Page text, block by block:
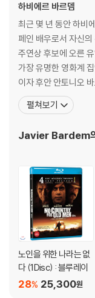
하비에르 바르뎀
최근 몇 년 동안 하비
페인 배우로서 자신
주연상 후보에 오른
가장 유명한 영화계
이자 후안 안토니오
이며, 잘 생긴 외모를
부해왔다. 바르뎀의 초기 경력에는 비가스 루나 감독과 함께 한 작업
을 연기한 후 「하몽 하
펼쳐보기
Javier Bardem
노인을 위한 나라는 없
다 (1Disc) : 블루레이
25,300원
28%